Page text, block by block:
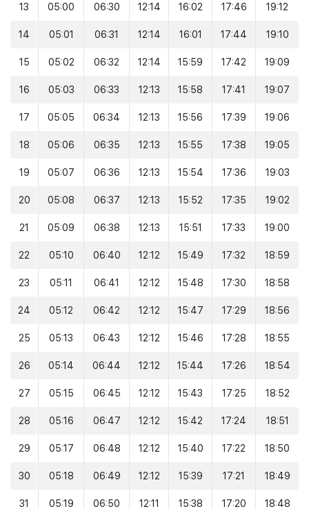
13 05:00 06:30 12:14 16:02 17:46 19:12
14 05:01 06:31 12:14 16:01 17:44 19:10
15 05:02 06:32 12:14 15:59 17:42 19:09
16 05:03 06:33 12:13 15:58 17:41 19:07
17 05:05 06:34 12:13 15:56 17:39 19:06
18 05:06 06:35 12:13 15:55 17:38 19:05
19 05:07 06:36 12:13 15:54 17:36 19:03
20 05:08 06:37 12:13 15:52 17:35 19:02
21 05:09 06:38 12:13 15:51 17:33 19:00
22 05:10 06:40 12:12 15:49 17:32 18:59
23 05:11 06:41 12:12 15:48 17:30 18:58
24 05:12 06:42 12:12 15:47 17:29 18:56
25 05:13 06:43 12:12 15:46 17:28 18:55
26 05:14 06:44 12:12 15:44 17:26 18:54
27 05:15 06:45 12:12 15:43 17:25 18:52
28 05:16 06:47 12:12 15:42 17:24 18:51
29 05:17 06:48 12:12 15:40 17:22 18:50
30 05:18 06:49 12:12 15:39 17:21 18:49
31 05:19 06:50 12:11 15:38 17:20 18:48